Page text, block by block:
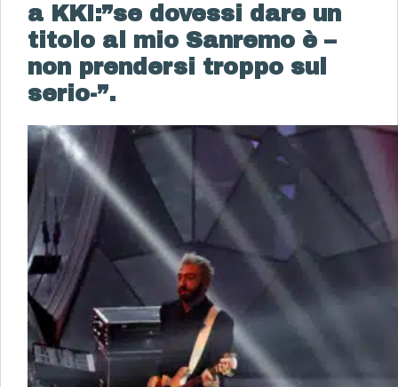
a KKI:”se dovessi dare un
titolo al mio Sanremo è –
non prendersi troppo sul
serio-”.